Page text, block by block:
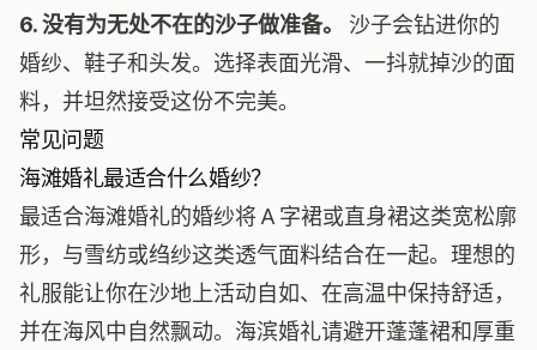
6. 没有为无处不在的沙子做准备。
沙子会钻进你的
婚纱、鞋子和头发。选择表面光滑、一抖就掉沙的面
料，并坦然接受这份不完美。
常见问题
海滩婚礼最适合什么婚纱？
最适合海滩婚礼的婚纱将 A 字裙或直身裙这类宽松廓
形，与雪纺或绉纱这类透气面料结合在一起。理想的
礼服能让你在沙地上活动自如、在高温中保持舒适，
并在海风中自然飘动。海滨婚礼请避开蓬蓬裙和厚重